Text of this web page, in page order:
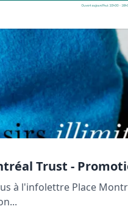
Trust -
à l'infolettre Place